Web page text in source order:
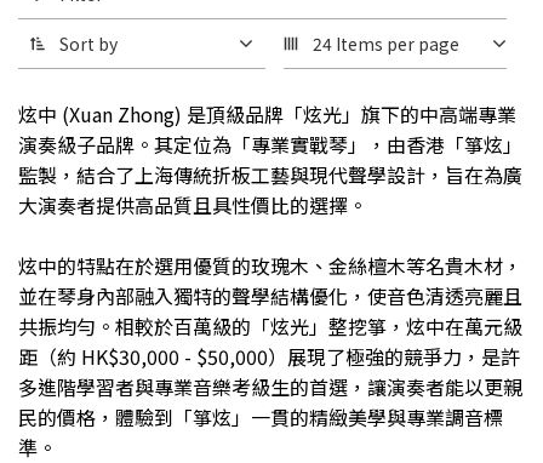
(0/20)
烏
木
(1)
雞
翅
木
(1)
黑
酸
枝
木
Sort by 24 Items per page
炫中 (Xuan Zhong) 是頂級品牌「炫光」旗下的中高端專業
演奏級子品牌。其定位為「專業實戰琴」，由香港「箏炫」
監製，結合了上海傳統折板工藝與現代聲學設計，旨在為廣
大演奏者提供高品質且具性價比的選擇。
炫中的特點在於選用優質的玫瑰木、金絲檀木等名貴木材，
並在琴身內部融入獨特的聲學結構優化，使音色清透亮麗且
共振均勻。相較於百萬級的「炫光」整挖箏，炫中在萬元級
距（約 HK$30,000 - $50,000）展現了極強的競爭力，是許
多進階學習者與專業音樂考級生的首選，讓演奏者能以更親
民的價格，體驗到「箏炫」一貫的精緻美學與專業調音標
準。